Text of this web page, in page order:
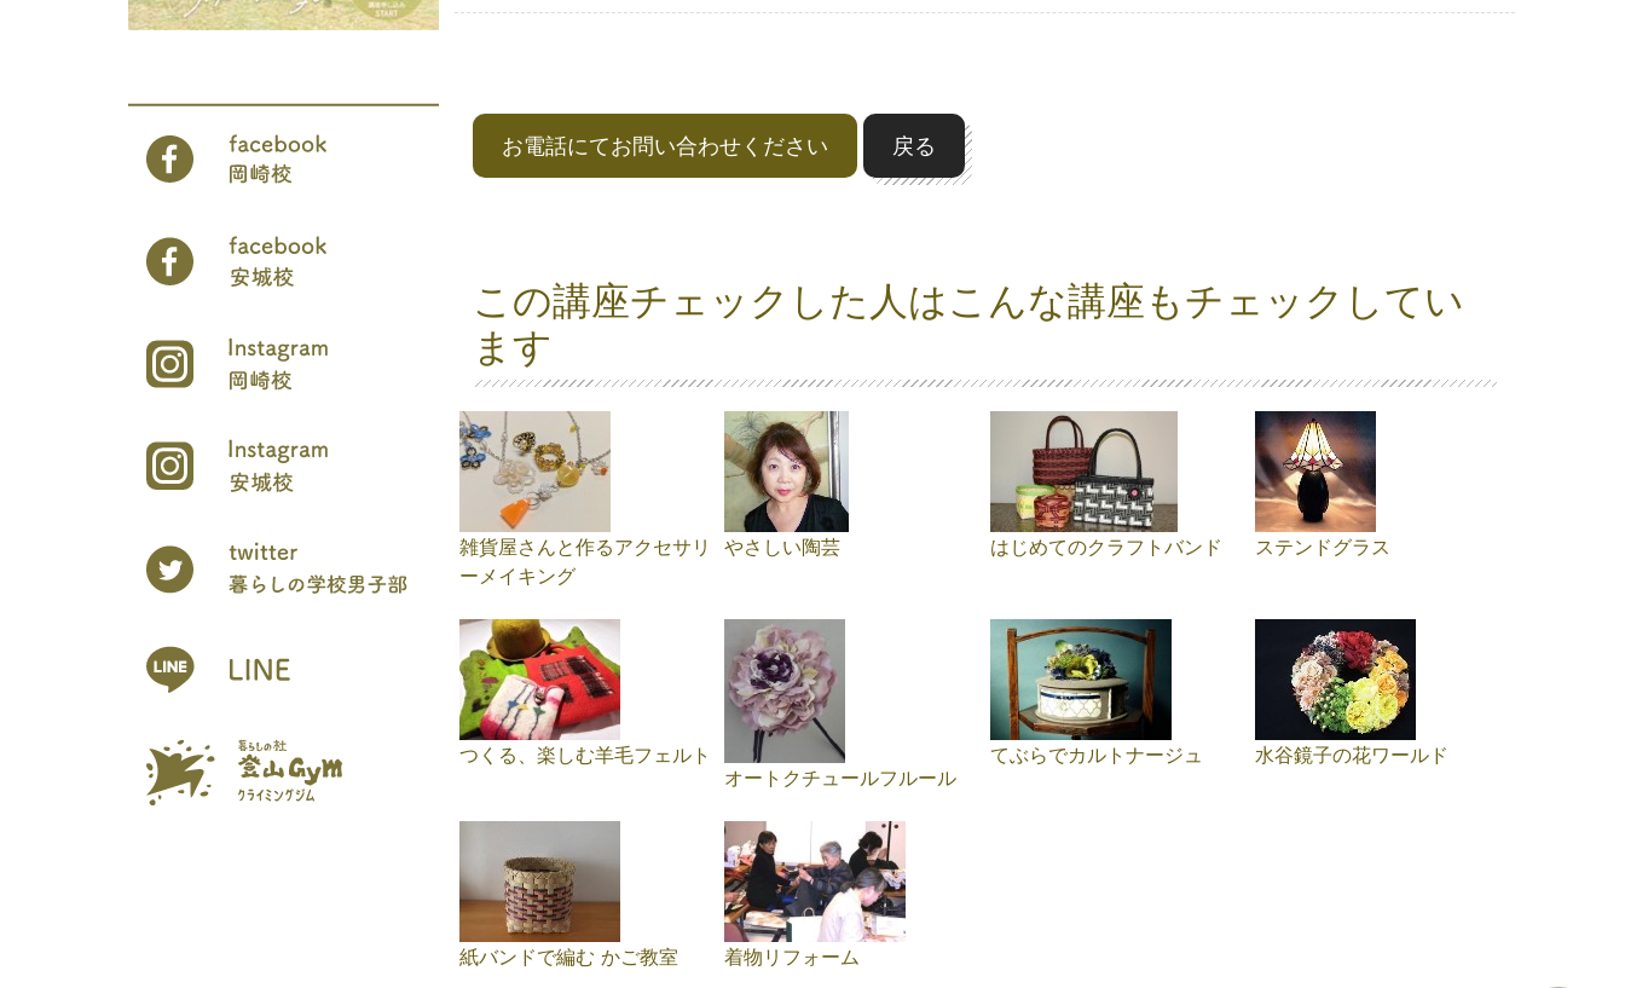
お電話にてお問い合わせください 戻る
この講座チェックした人はこんな講座もチェックしてい
ます
雑貨屋さんと作るアクセサリ
ーメイキング
やさしい陶芸 はじめてのクラフトバンド ステンドグラス
つくる、楽しむ羊毛フェルト
オートクチュールフルール
てぶらでカルトナージュ 水谷鏡子の花ワールド
紙バンドで編む かご教室 着物リフォーム